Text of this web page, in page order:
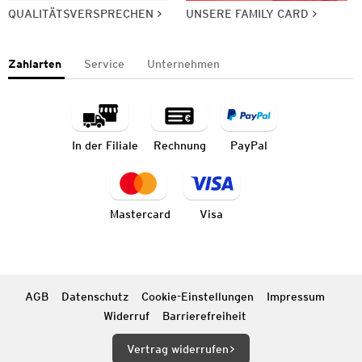
QUALITÄTSVERSPRECHEN UNSERE FAMILY CARD
Zahlarten Service Unternehmen
In der Filiale Rechnung PayPal
Mastercard Visa
AGB Datenschutz Cookie-Einstellungen
Impressum
Widerruf
Barrierefreiheit
Vertrag widerrufen